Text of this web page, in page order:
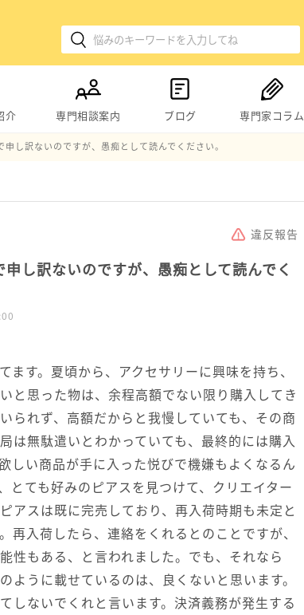
介 専門相談案内 ブログ 専門家コラム
し訳ないのですが、愚痴として読んでください。
違反報告
し訳ないのですが、愚痴として読んでく
す。夏頃から、アクセサリーに興味を持ち、
と思った物は、余程高額でない限り購入してき
られず、高額だからと我慢していても、その商
は無駄遣いとわかっていても、最終的には購入
しい商品が手に入った悦びで機嫌もよくなるん
とても好みのピアスを見つけて、クリエイター
アスは既に完売しており、再入荷時期も未定と
入荷したら、連絡をくれるとのことですが、
性もある、と言われました。でも、それなら
うに載せているのは、良くないと思います。
しないでくれと言います。決済義務が発生する